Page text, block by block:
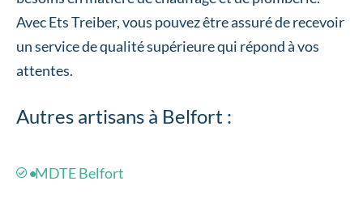
Avec Ets Treiber, vous pouvez être assuré de recevoir
un service de qualité supérieure qui répond à vos
attentes.
Autres artisans à Belfort :
MDTE Belfort